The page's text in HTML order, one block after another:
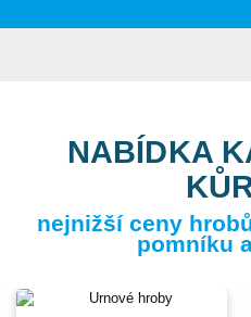
NABÍDKA
nejnižší ceny
pomníku